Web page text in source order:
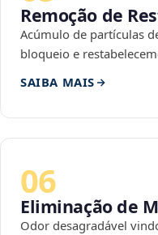
Remoção de
Acúmulo de partículas
bloqueio e
SAIBA MAIS
06
Eliminação de
Odor desagradável